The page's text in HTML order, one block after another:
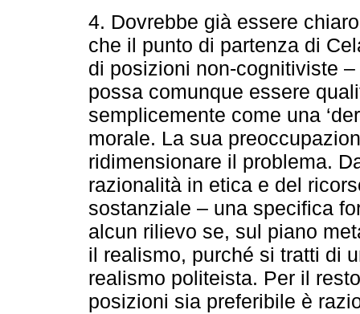
4. Dovrebbe già essere
che il punto di partenza di
di posizioni non-cognitiviste
possa comunque essere
semplicemente come una
morale. La sua
ridimensionare il problema.
razionalità in etica e del
sostanziale – una specifica
alcun rilievo se, sul piano
il realismo, purché si tratti di
realismo politeista. Per il
posizioni sia preferibile è